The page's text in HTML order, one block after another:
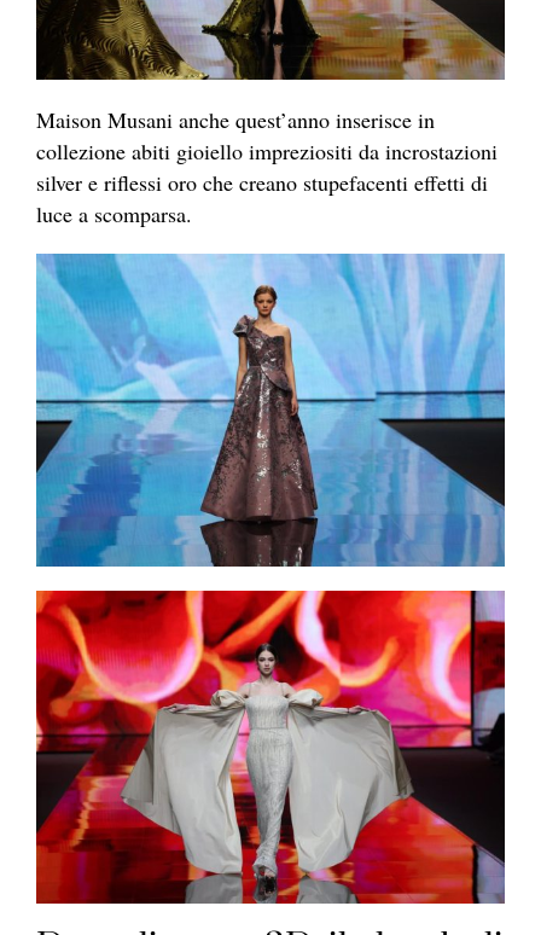
Maison Musani anche quest’anno inserisce in
collezione abiti gioiello impreziositi da incrostazioni
silver e riflessi oro che creano stupefacenti effetti di
luce a scomparsa.